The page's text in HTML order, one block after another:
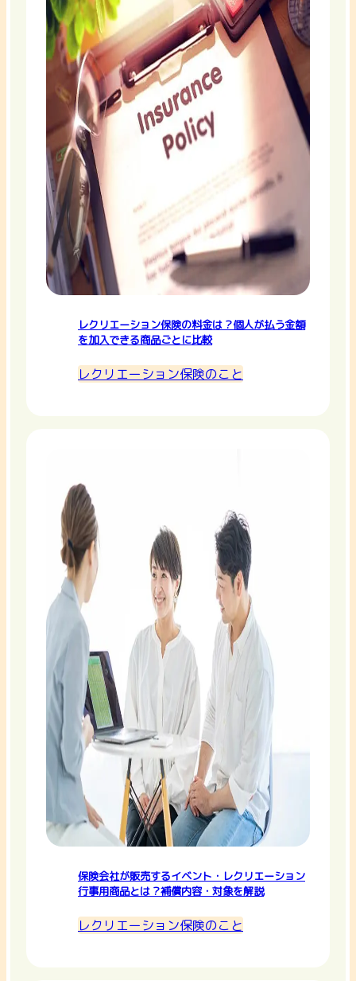
レクリエーション保険の料金は？個人が払う金額
を加入できる商品ごとに比較
レクリエーション保険のこと
保険会社が販売するイベント・レクリエーション
行事用商品とは？補償内容・対象を解説
レクリエーション保険のこと